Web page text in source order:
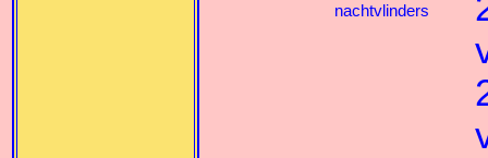
nachtvlinders